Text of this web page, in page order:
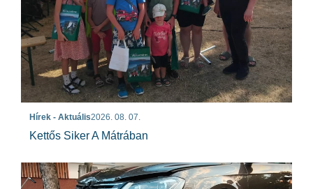
Hírek - Aktuális2026. 08. 07.
Kettős Siker A Mátrában